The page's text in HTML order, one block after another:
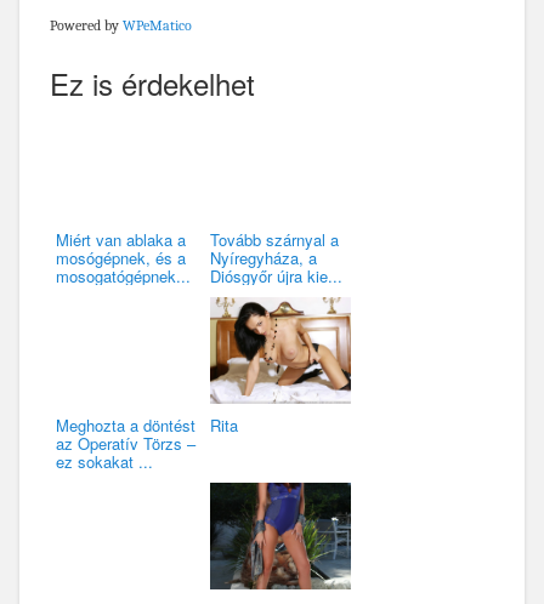
Powered by WPeMatico
Ez is érdekelhet
Miért van ablaka a
mosógépnek, és a
mosogatógépnek...
Tovább szárnyal a
Nyíregyháza, a
Diósgyőr újra kie...
Meghozta a döntést
az Operatív Törzs –
ez sokakat ...
Rita